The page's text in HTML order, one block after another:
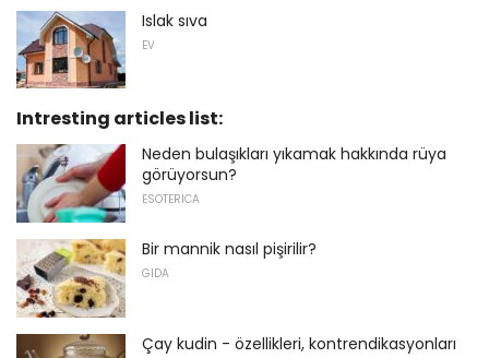
Islak sıva
EV
Intresting articles list:
Neden bulaşıkları yıkamak hakkında rüya
görüyorsun?
ESOTERICA
Bir mannik nasıl pişirilir?
GIDA
Çay kudin - özellikleri, kontrendikasyonları